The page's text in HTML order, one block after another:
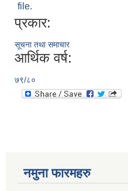
file.
प्रकार:
सूचना तथा समाचार
आर्थिक वर्ष:
७९/८०
नमुना फारमहरु